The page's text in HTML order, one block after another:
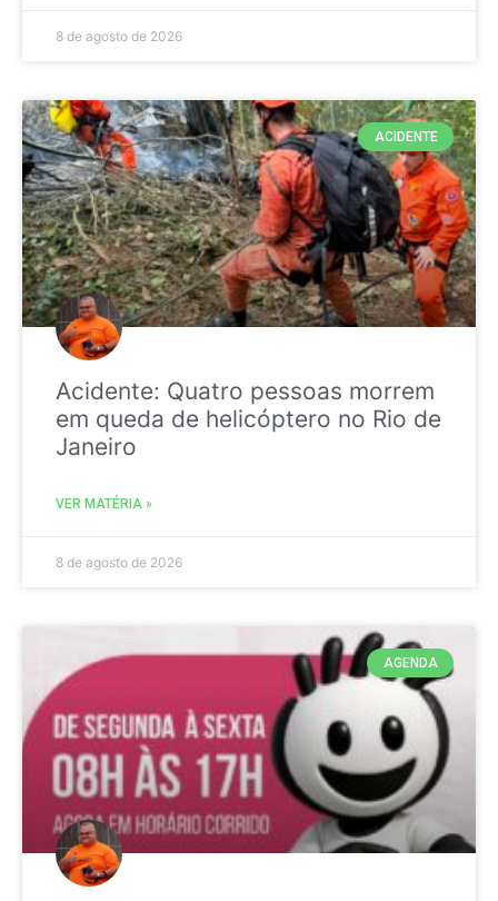
8 de agosto de 2026
ACIDENTE
Acidente: Quatro pessoas morrem
em queda de helicóptero no Rio de
Janeiro
VER MATÉRIA »
8 de agosto de 2026
AGENDA